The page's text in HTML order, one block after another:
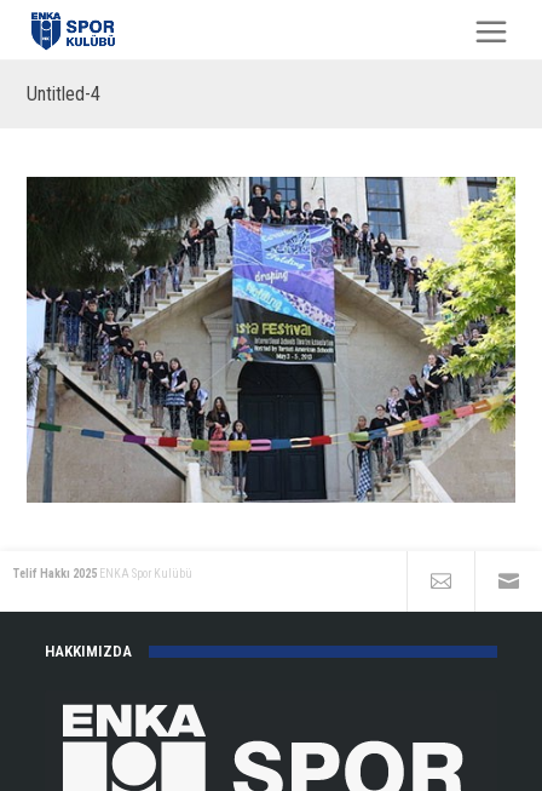
Untitled-4
Telif Hakkı 2025 ENKA Spor Kulübü
HAKKIMIZDA